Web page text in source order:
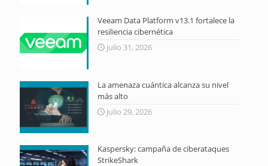
Veeam Data Platform v13.1 fortalece la
resiliencia cibernética
julio 31, 2026
La amenaza cuántica alcanza su nivel
más alto
julio 29, 2026
Kaspersky: campaña de ciberataques
StrikeShark